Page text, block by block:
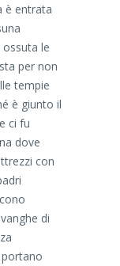
è entrata
le
per non
tempie
è giunto il
ci fu
dove
con
di